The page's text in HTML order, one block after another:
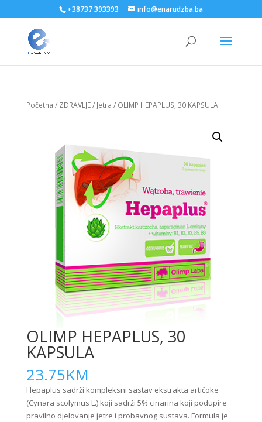
+38737 393393 info@enarudzba.ba
Početna / ZDRAVLJE/ Jetra / OLIMP HEPAPLUS, 30 KAPSULA
OLIMP HEPAPLUS, 30
KAPSULA
23.75KM
Hepaplus sadrži kompleksni sastav ekstrakta artičoke
(Cynara scolymus L.) koji sadrži 5% cinarina koji podupire
pravilno djelovanje jetre i probavnog sustava. Formula je